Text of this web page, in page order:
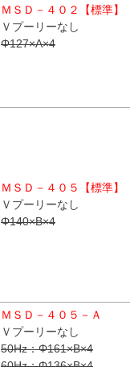
ＭＳＤ－４０２【標準】
Ｖプーリーなし
Φ127×A×4
ＭＳＤ－４０５【標準】
Ｖプーリーなし
Φ140×B×4
ＭＳＤ－４０５－Ａ
Ｖプーリーなし
50Hz：Φ161×B×4